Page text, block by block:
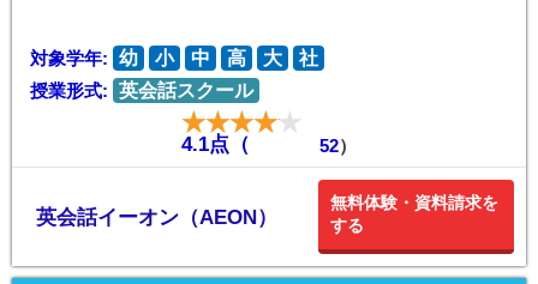
対象学年: 幼 小 中 高 大
社
授業形式: 英会話スクール
4.1点（ 52）
英会話イーオン（AEON）
無料体験・資料請求を
する